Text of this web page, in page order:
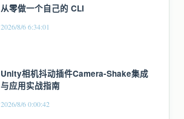
从零做一个自己的 CLI
2026/8/6 6:34:01
Unity相机抖动插件Camera-Shake集成
与应用实战指南
2026/8/6 0:00:42